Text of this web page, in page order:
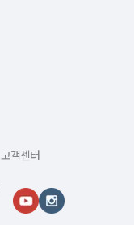
고객센터